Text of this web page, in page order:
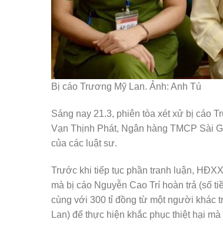
Bị cáo Trương Mỹ Lan. Ảnh: Anh Tú
Sáng nay 21.3, phiên tòa xét xử bị cáo
Vạn Thịnh Phát, Ngân hàng TMCP Sài
của các luật sư.
Trước khi tiếp tục phần tranh luận,
mà bị cáo Nguyễn Cao Trí hoàn trả (số
cùng với 300 tỉ đồng từ một người khác
Lan) để thực hiện khắc phục thiệt hại